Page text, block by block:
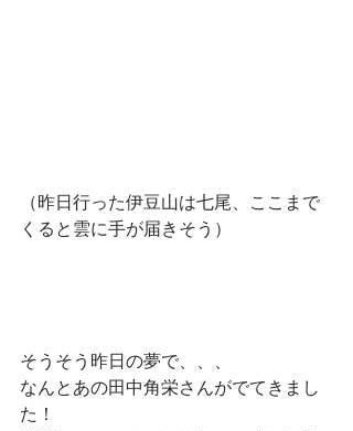
（昨日行った伊豆山は七尾、ここまで
くると雲に手が届きそう）
そうそう昨日の夢で、、、
なんとあの田中角栄さんがでてきまし
た！